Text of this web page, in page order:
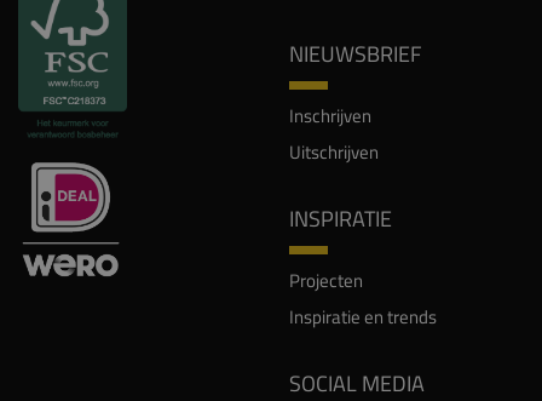
NIEUWSBRIEF
Inschrijven
Uitschrijven
INSPIRATIE
Projecten
Inspiratie en trends
SOCIAL MEDIA